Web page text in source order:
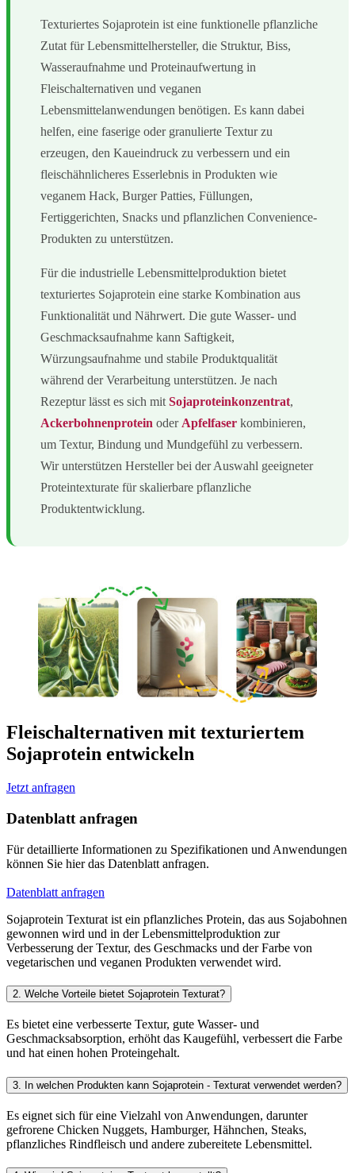
Texturiertes Sojaprotein ist eine funktionelle pflanzliche
Zutat für Lebensmittelhersteller, die Struktur, Biss,
Wasseraufnahme und Proteinaufwertung in
Fleischalternativen und veganen
Lebensmittelanwendungen benötigen. Es kann dabei
helfen, eine faserige oder granulierte Textur zu
erzeugen, den Kaueindruck zu verbessern und ein
fleischähnlicheres Esserlebnis in Produkten wie
veganem Hack, Burger Patties, Füllungen,
Fertiggerichten, Snacks und pflanzlichen Convenience-
Produkten zu unterstützen.
Für die industrielle Lebensmittelproduktion bietet
texturiertes Sojaprotein eine starke Kombination aus
Funktionalität und Nährwert. Die gute Wasser- und
Geschmacksaufnahme kann Saftigkeit,
Würzungsaufnahme und stabile Produktqualität
während der Verarbeitung unterstützen. Je nach
Rezeptur lässt es sich mit Sojaproteinkonzentrat,
Ackerbohnenprotein oder Apfelfaser kombinieren,
um Textur, Bindung und Mundgefühl zu verbessern.
Wir unterstützen Hersteller bei der Auswahl geeigneter
Proteintexturate für skalierbare pflanzliche
Produktentwicklung.
Fleischalternativen mit texturiertem
Sojaprotein entwickeln
Jetzt anfragen
Datenblatt anfragen
Für detaillierte Informationen zu Spezifikationen und Anwendungen
können Sie hier das Datenblatt anfragen.
Datenblatt anfragen
Sojaprotein Texturat ist ein pflanzliches Protein, das aus Sojabohnen
gewonnen wird und in der Lebensmittelproduktion zur
Verbesserung der Textur, des Geschmacks und der Farbe von
vegetarischen und veganen Produkten verwendet wird.
2. Welche Vorteile bietet Sojaprotein Texturat?
Es bietet eine verbesserte Textur, gute Wasser- und
Geschmacksabsorption, erhöht das Kaugefühl, verbessert die Farbe
und hat einen hohen Proteingehalt.
3. In welchen Produkten kann Sojaprotein - Texturat verwendet werden?
Es eignet sich für eine Vielzahl von Anwendungen, darunter
gefrorene Chicken Nuggets, Hamburger, Hähnchen, Steaks,
pflanzliches Rindfleisch und andere zubereitete Lebensmittel.